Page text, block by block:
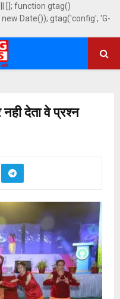
[]; function gtag()
Date()); gtag('config', 'G-
देता वे प्रश्न